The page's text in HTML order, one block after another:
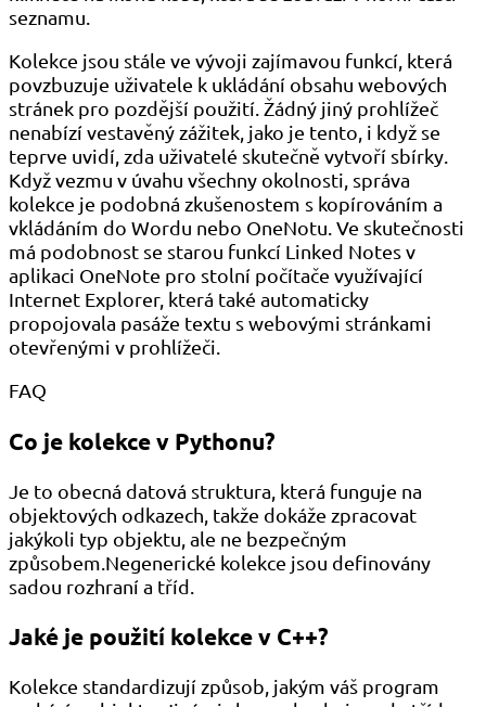
seznamu.
Kolekce jsou stále ve vývoji zajímavou funkcí, která
povzbuzuje uživatele k ukládání obsahu webových
stránek pro pozdější použití. Žádný jiný prohlížeč
nenabízí vestavěný zážitek, jako je tento, i když se
teprve uvidí, zda uživatelé skutečně vytvoří sbírky.
Když vezmu v úvahu všechny okolnosti, správa
kolekce je podobná zkušenostem s kopírováním a
vkládáním do Wordu nebo OneNotu. Ve skutečnosti
má podobnost se starou funkcí Linked Notes v
aplikaci OneNote pro stolní počítače využívající
Internet Explorer, která také automaticky
propojovala pasáže textu s webovými stránkami
otevřenými v prohlížeči.
FAQ
Co je kolekce v Pythonu?
Je to obecná datová struktura, která funguje na
objektových odkazech, takže dokáže zpracovat
jakýkoli typ objektu, ale ne bezpečným
způsobem.Negenerické kolekce jsou definovány
sadou rozhraní a tříd.
Jaké je použití kolekce v C++?
Kolekce standardizují způsob, jakým váš program